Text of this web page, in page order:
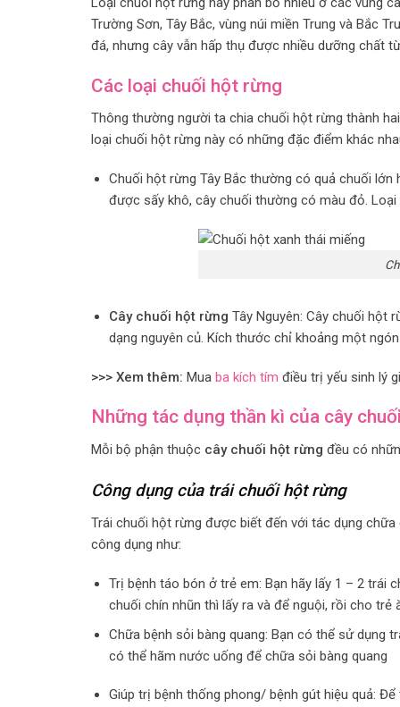
Trường Sơn, Tây Bắc, vùng núi miền Trung và Bắc
đá, nhưng cây vẫn hấp thụ được nhiều dưỡng chất
Các loại chuối hột rừng
Thông thường người ta chia chuối hột rừng thành
loại chuối hột rừng này có những đặc điểm khác
Chuối hột rừng Tây Bắc thường có quả chuối lớn
được sấy khô, cây chuối thường có màu đỏ.
Cây chuối hột rừng Tây Nguyên: Cây chuối hột
dạng nguyên củ. Kích thước chỉ khoảng một
>>> Xem thêm: Mua ba kích tím điều trị yếu sinh lý
Những tác dụng thần kì của cây
Mỗi bộ phận thuộc cây chuối hột rừng đều có
Công dụng của trái chuối hột rừng
Trái chuối hột rừng được biết đến với tác dụng
công dụng như:
Trị bệnh táo bón ở trẻ em: Bạn hãy lấy 1 – 2 trái
chuối chín nhũn thì lấy ra và để nguội, rồi cho trẻ
Chữa bệnh sỏi bàng quang: Bạn có thể sử dụng
có thể hãm nước uống để chữa sỏi bàng quang
Giúp trị bệnh thống phong/ bệnh gút hiệu quả: